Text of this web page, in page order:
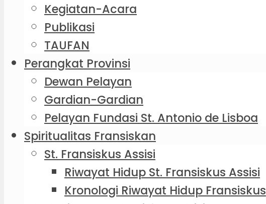
Kegiatan-Acara
Publikasi
TAUFAN
Perangkat Provinsi
Dewan Pelayan
Gardian-Gardian
Pelayan Fundasi St. Antonio de Lisboa
Spiritualitas Fransiskan
St. Fransiskus Assisi
Riwayat Hidup St. Fransiskus Assisi
Kronologi Riwayat Hidup Fransiskus